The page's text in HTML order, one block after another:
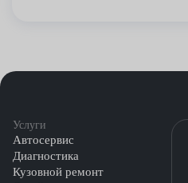
Услуги
Автосервис
Диагностика
Кузовной ремонт